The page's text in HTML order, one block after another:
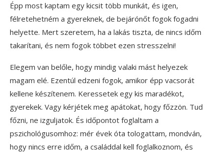
Épp most kaptam egy kicsit több munkát, és igen,
félretehetném a gyereknek, de bejárónőt fogok fogadni
helyette. Mert szeretem, ha a lakás tiszta, de nincs időm
takarítani, és nem fogok többet ezen stresszelni!
Elegem van belőle, hogy mindig valaki mást helyezek
magam elé. Ezentúl edzeni fogok, amikor épp vacsorát
kellene készítenem. Keressetek egy kis maradékot,
gyerekek. Vagy kérjétek meg apátokat, hogy főzzön. Tud
főzni, ne izguljatok. És időpontot foglaltam a
pszichológusomhoz: mér évek óta tologattam, mondván,
hogy nincs erre időm, a családdal kell foglalkoznom, és